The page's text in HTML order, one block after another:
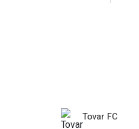
Tovar FC